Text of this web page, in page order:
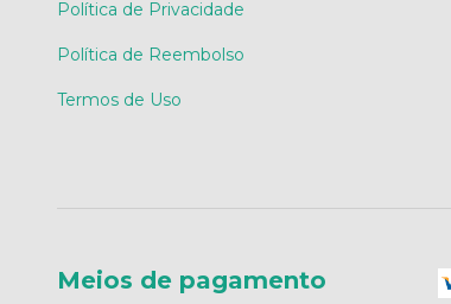
Política de Privacidade
Política de Reembolso
Termos de Uso
Meios de pagamento